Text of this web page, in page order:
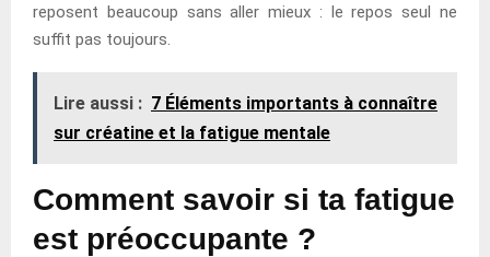
reposent beaucoup sans aller mieux : le repos seul ne
suffit pas toujours.
Lire aussi : 7 Éléments importants à connaître
sur créatine et la fatigue mentale
Comment savoir si ta fatigue
est préoccupante ?